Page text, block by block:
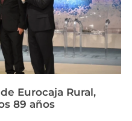
Eurocaja Rural,
89 años